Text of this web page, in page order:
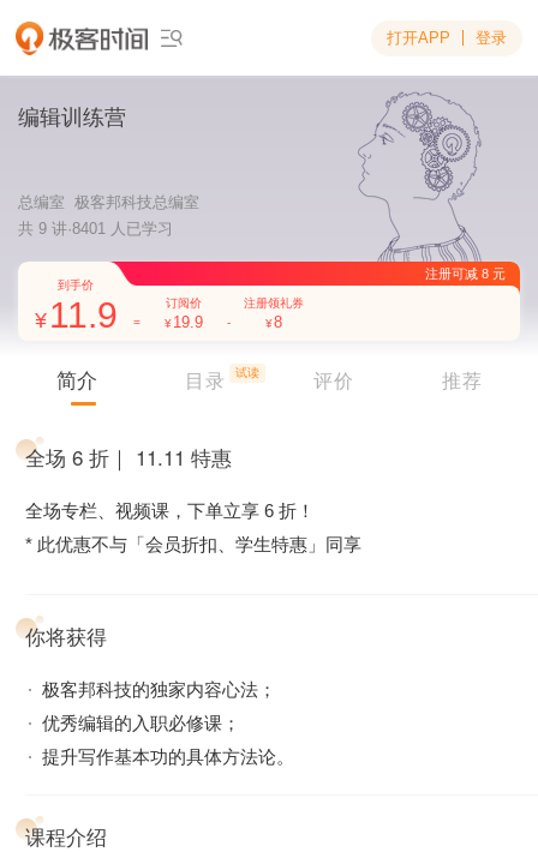
 打开APP 登录
编辑训练营
总编室 极客邦科技总编室
共 9 讲·8401 人已学习
11.9
订阅价
19.9
注册领礼券
8
简介 目录 试读 评价 推荐
全场 6 折｜ 11.11 特惠
全场专栏、视频课，下单立享 6 折！
* 此优惠不与「会员折扣、学生特惠」同享
你将获得
极客邦科技的独家内容心法；
优秀编辑的入职必修课；
提升写作基本功的具体方法论。
课程介绍